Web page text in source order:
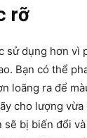
rỡ
sử dụng hơn vì
Bạn có thể
loãng ra để
cho lượng vừa
sẽ bị biến đổi